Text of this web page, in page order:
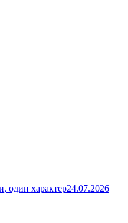
один характер24.07.2026